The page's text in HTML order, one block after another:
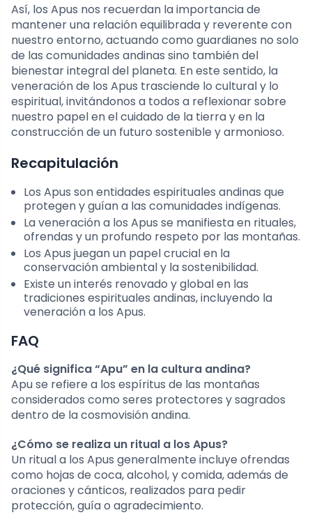
Así, los Apus nos recuerdan la importancia de
mantener una relación equilibrada y reverente con
nuestro entorno, actuando como guardianes no solo
de las comunidades andinas sino también del
bienestar integral del planeta. En este sentido, la
veneración de los Apus trasciende lo cultural y lo
espiritual, invitándonos a todos a reflexionar sobre
nuestro papel en el cuidado de la tierra y en la
construcción de un futuro sostenible y armonioso.
Recapitulación
Los Apus son entidades espirituales andinas que
protegen y guían a las comunidades indígenas.
La veneración a los Apus se manifiesta en rituales,
ofrendas y un profundo respeto por las montañas.
Los Apus juegan un papel crucial en la
conservación ambiental y la sostenibilidad.
Existe un interés renovado y global en las
tradiciones espirituales andinas, incluyendo la
veneración a los Apus.
FAQ
¿Qué significa “Apu” en la cultura andina?
Apu se refiere a los espíritus de las montañas
considerados como seres protectores y sagrados
dentro de la cosmovisión andina.
¿Cómo se realiza un ritual a los Apus?
Un ritual a los Apus generalmente incluye ofrendas
como hojas de coca, alcohol, y comida, además de
oraciones y cánticos, realizados para pedir
protección, guía o agradecimiento.